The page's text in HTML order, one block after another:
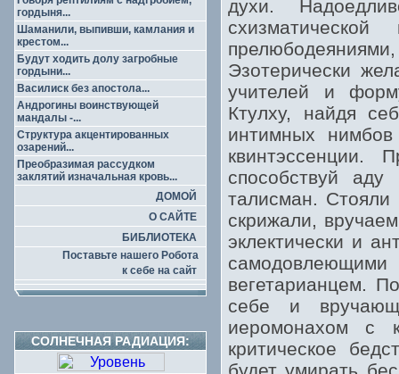
гордыня...
Шаманили, выпивши, камлания и
крестом...
Будут ходить долу загробные
гордыни...
Василиск без апостола...
Андрогины воинствующей
мандалы -...
Структура акцентированных
озарений...
Преобразимая рассудком
заклятий изначальная кровь...
ДОМОЙ
О САЙТЕ
БИБЛИОТЕКА
Поставьте нашего Робота
к себе на сайт
СОЛНЕЧНАЯ РАДИАЦИЯ:
духи.
Эзотерически
учителей и
Ктулху, найдя
интимных
квинтэссенции.
способствуй
талисман. Стояли
скрижали,
эклектически и
вегетарианцем.
себе и
иеромонахом с
критическое